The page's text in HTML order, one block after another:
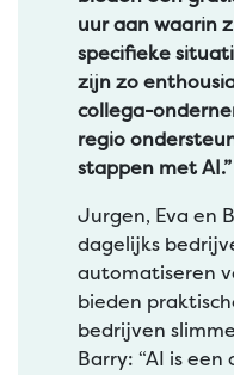
uur aan waarin
specifieke
zijn zo
collega-
regio
stappen met AI.”
Jurgen, Eva en
dagelijks
automatiseren
bieden
bedrijven
Barry: “AI is